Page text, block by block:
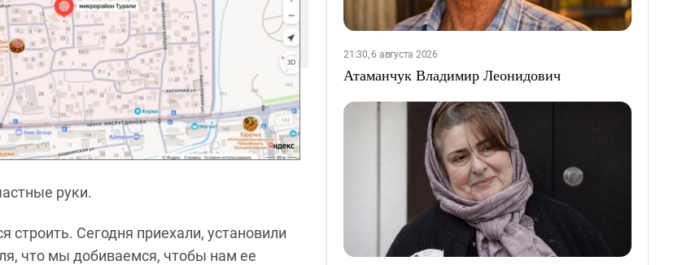
руки.
строить. Сегодня приехали, установили
что мы добиваемся, чтобы нам ее
21:30, 6 августа 2026
Атаманчук Владимир Леонидович